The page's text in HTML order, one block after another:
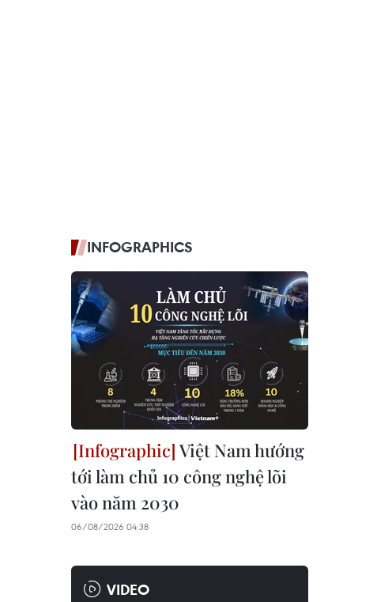
INFOGRAPHICS
Việt Nam hướng
tới làm chủ 10 công nghệ lõi
vào năm 2030
06/08/2026 04:38
VIDEO